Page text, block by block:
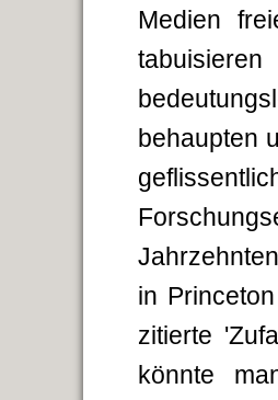
Medien
behaupten
in
zitierte
könnte